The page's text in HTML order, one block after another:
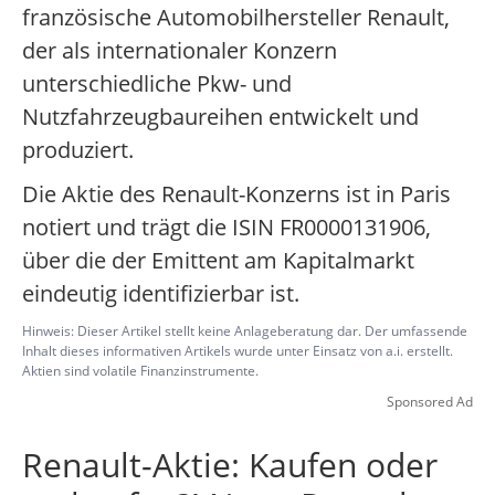
französische Automobilhersteller Renault,
der als internationaler Konzern
unterschiedliche Pkw- und
Nutzfahrzeugbaureihen entwickelt und
produziert.
Die Aktie des Renault-Konzerns ist in Paris
notiert und trägt die ISIN FR0000131906,
über die der Emittent am Kapitalmarkt
eindeutig identifizierbar ist.
Hinweis: Dieser Artikel stellt keine Anlageberatung dar. Der umfassende
Inhalt dieses informativen Artikels wurde unter Einsatz von a.i. erstellt.
Aktien sind volatile Finanzinstrumente.
Sponsored Ad
Renault-Aktie: Kaufen oder